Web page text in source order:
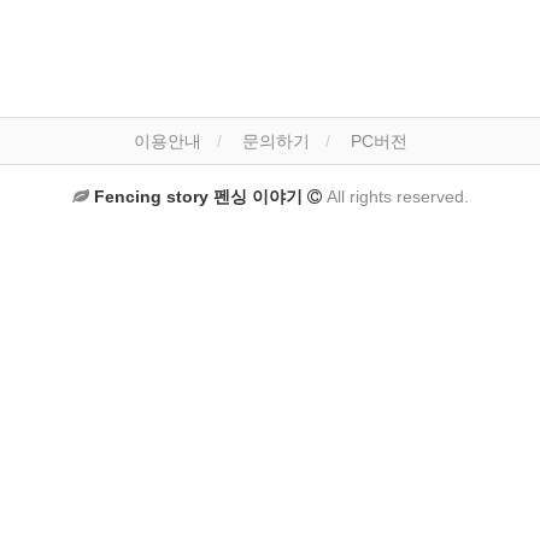
이용안내 문의하기 PC버전
Fencing story 펜싱 이야기 All rights reserved.